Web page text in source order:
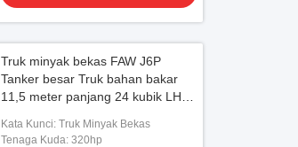
Truk minyak bekas FAW J6P
Tanker besar Truk bahan bakar
11,5 meter panjang 24 kubik LHD
Kata Kunci: Truk Minyak Bekas
Tenaga Kuda: 320hp